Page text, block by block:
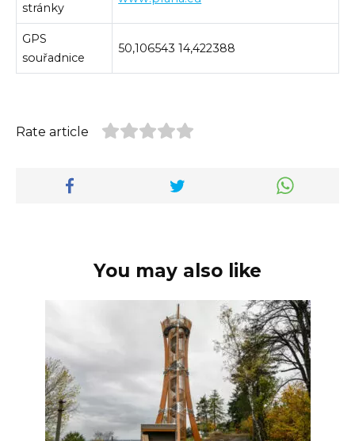
stránky
GPS
souřadnice
50,106543 14,422388
Rate article
You may also like